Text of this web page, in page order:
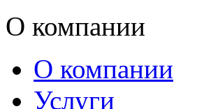
О компании
О компании
Услуги